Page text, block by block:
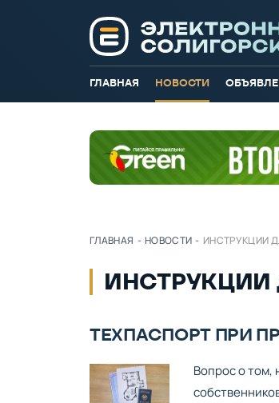
ГЛАВНАЯ НОВОСТИ
ГЛАВНАЯ - НОВОСТИ - ИНСТРУКЦИИ
ИНСТРУКЦИИ
ТЕХПАСПОРТ ПРИ
Вопрос о том,